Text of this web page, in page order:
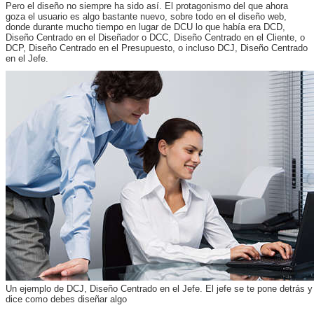
Pero el diseño no siempre ha sido así. El protagonismo del que ahora
goza el usuario es algo bastante nuevo, sobre todo en el diseño web,
donde durante mucho tiempo en lugar de DCU lo que había era DCD,
Diseño Centrado en el Diseñador o DCC, Diseño Centrado en el Cliente, o
DCP, Diseño Centrado en el Presupuesto, o incluso DCJ, Diseño Centrado
en el Jefe.
Un ejemplo de DCJ, Diseño Centrado en el Jefe. El jefe se te pone detrás y
dice como debes diseñar algo